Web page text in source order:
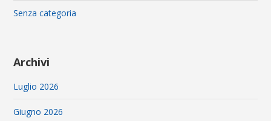
Senza categoria
Archivi
Luglio 2026
Giugno 2026